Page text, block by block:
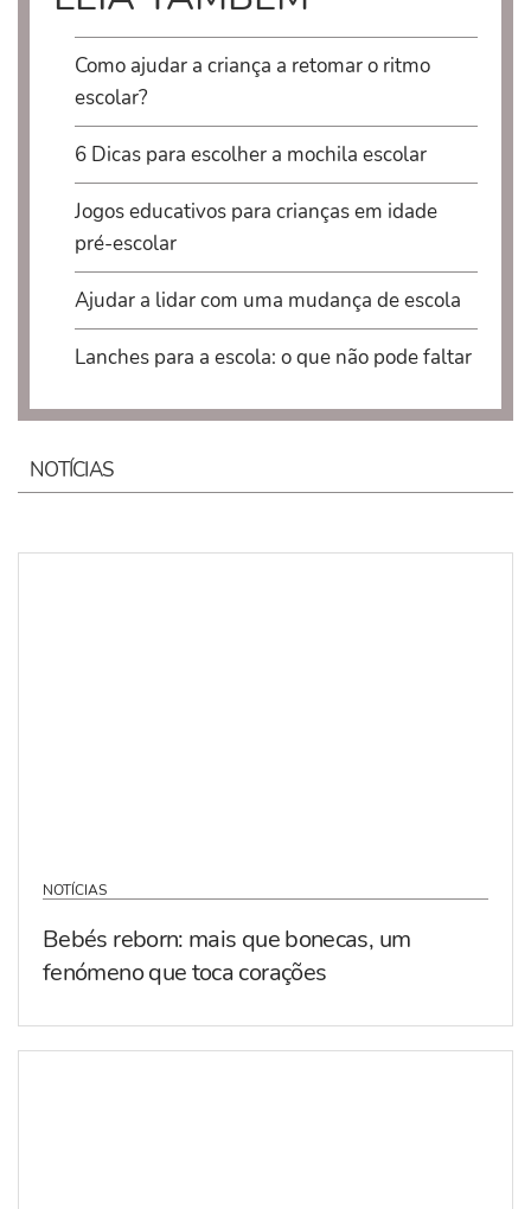
Como ajudar a criança a retomar o ritmo
escolar?
6 Dicas para escolher a mochila escolar
Jogos educativos para crianças em idade
pré-escolar
Ajudar a lidar com uma mudança de escola
Lanches para a escola: o que não pode faltar
NOTÍCIAS
NOTÍCIAS
Bebés reborn: mais que bonecas, um
fenómeno que toca corações